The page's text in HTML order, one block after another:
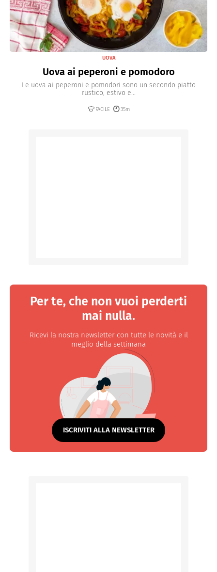
UOVA
Uova ai peperoni e pomodoro
Le uova ai peperoni e pomodori sono un secondo piatto
rustico, estivo e...
FACILE 35m
Per te, che non vuoi perderti
mai nulla.
Ricevi la nostra newsletter con tutte le novità e il
meglio della settimana
ISCRIVITI ALLA NEWSLETTER